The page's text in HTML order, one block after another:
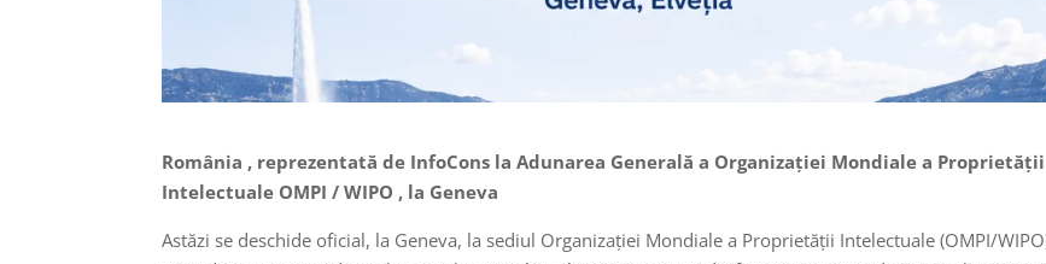
România , reprezentată de InfoCons la Adunarea Generală a Organizației Mondiale a Proprietății
Intelectuale OMPI / WIPO , la Geneva
Astăzi se deschide oficial, la Geneva, la sediul Organizației Mondiale a Proprietății Intelectuale (OMPI/